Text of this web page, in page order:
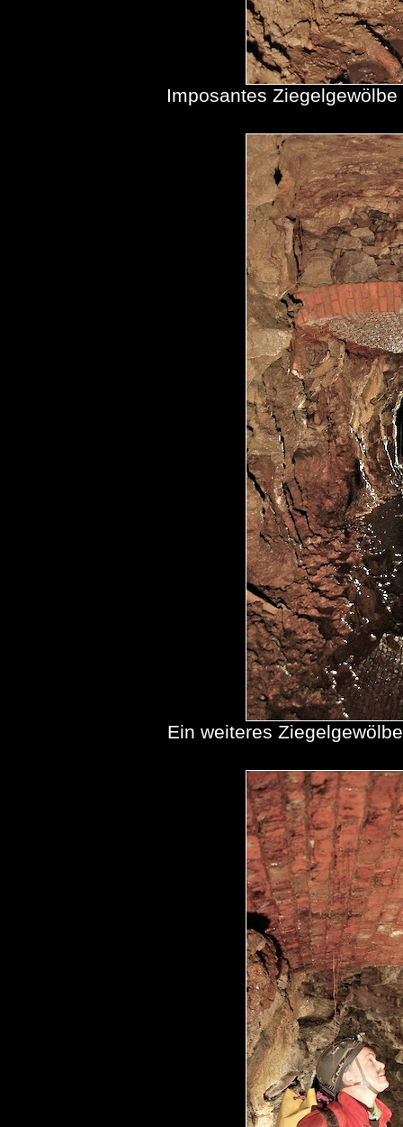
Imposantes
Ein weiteres